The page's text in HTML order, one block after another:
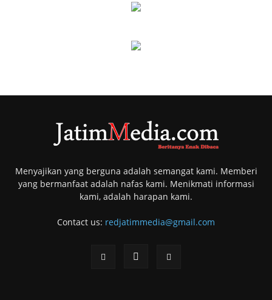
Menyajikan yang berguna adalah semangat kami. Memberi
yang bermanfaat adalah nafas kami. Menikmati informasi
kami, adalah harapan kami.
Contact us: redjatimmedia@gmail.com